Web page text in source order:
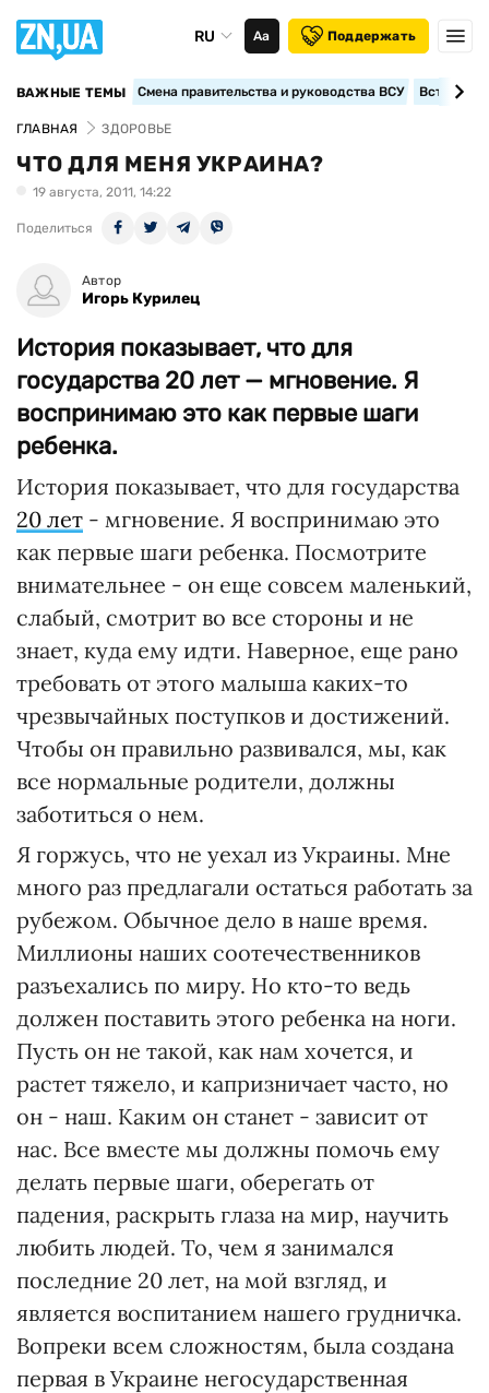
RU Аа Поддержать
ВАЖНЫЕ ТЕМЫ Смена правительства и руководства ВСУ
ГЛАВНАЯ ЗДОРОВЬЕ
ЧТО ДЛЯ МЕНЯ УКРАИНА?
19 августа, 2011, 14:22
Поделиться
Автор
Игорь Курилец
История показывает, что для
государства 20 лет — мгновение. Я
воспринимаю это как первые шаги
ребенка.
История показывает, что для государства
20 лет - мгновение. Я воспринимаю это
как первые шаги ребенка. Посмотрите
внимательнее - он еще совсем маленький,
слабый, смотрит во все стороны и не
знает, куда ему идти. Наверное, еще рано
требовать от этого малыша каких-то
чрезвычайных поступков и достижений.
Чтобы он правильно развивался, мы, как
все нормальные родители, должны
заботиться о нем.
Я горжусь, что не уехал из Украины. Мне
много раз предлагали остаться работать за
рубежом. Обычное дело в наше время.
Миллионы наших соотечественников
разъехались по миру. Но кто-то ведь
должен поставить этого ребенка на ноги.
Пусть он не такой, как нам хочется, и
растет тяжело, и капризничает часто, но
он - наш. Каким он станет - зависит от
нас. Все вместе мы должны помочь ему
делать первые шаги, оберегать от
падения, раскрыть глаза на мир, научить
любить людей. То, чем я занимался
последние 20 лет, на мой взгляд, и
является воспитанием нашего грудничка.
Вопреки всем сложностям, была создана
первая в Украине негосударственная